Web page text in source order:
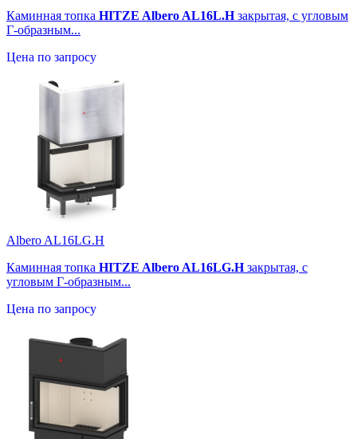
Каминная топка HITZE Albero AL16L.Hзакрытая, с угловым
Г-образным...
Цена по запросу
Albero AL16LG.H
Каминная топка HITZE Albero AL16LG.Hзакрытая, с
угловым Г-образным...
Цена по запросу